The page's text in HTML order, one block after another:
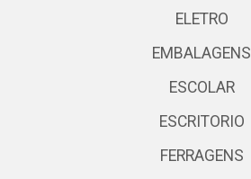
ELETRO
EMBALAGENS
ESCOLAR
ESCRITORIO
FERRAGENS